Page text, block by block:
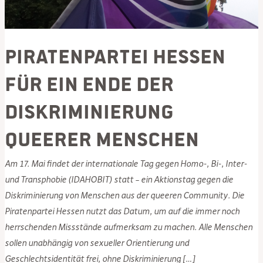
Piratenpartei Hessen
für ein Ende der
Diskriminierung
queerer Menschen
Am 17. Mai findet der internationale Tag gegen Homo-, Bi-, Inter-
und Transphobie (IDAHOBIT) statt – ein Aktionstag gegen die
Diskriminierung von Menschen aus der queeren Community. Die
Piratenpartei Hessen nutzt das Datum, um auf die immer noch
herrschenden Missstände aufmerksam zu machen. Alle Menschen
sollen unabhängig von sexueller Orientierung und
Geschlechtsidentität frei, ohne Diskriminierung […]